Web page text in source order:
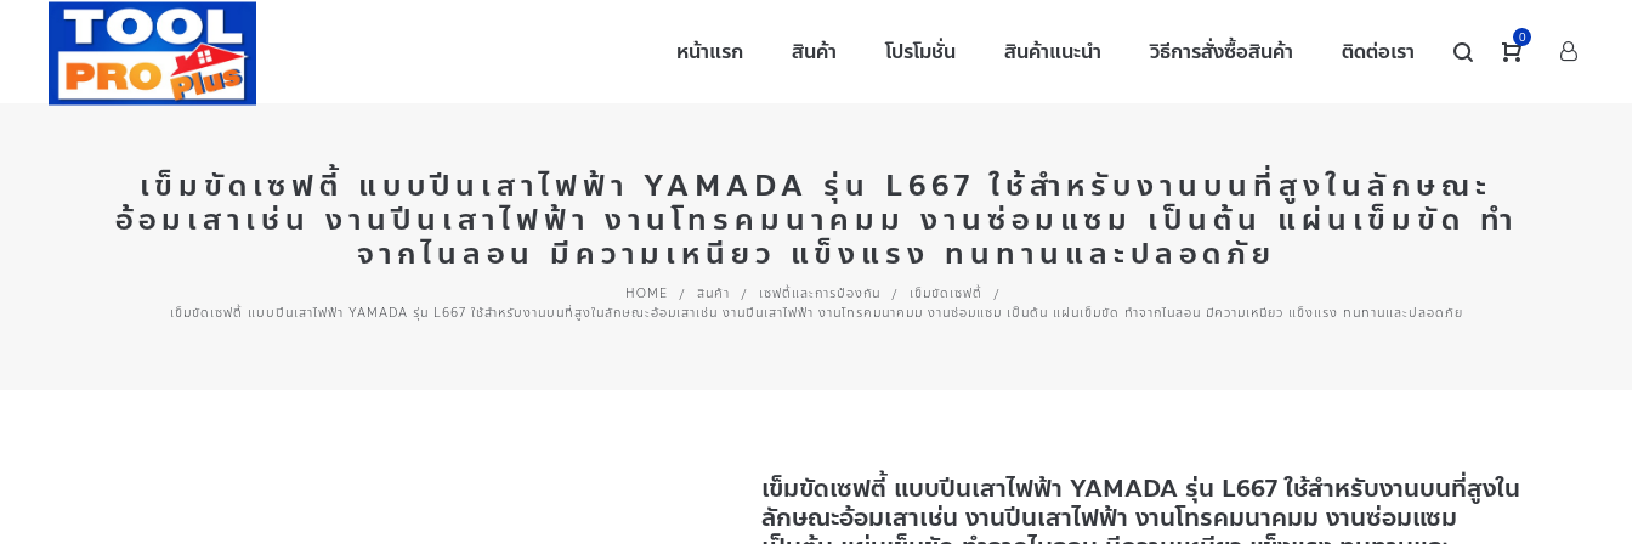
หน้าแรก สินค้า โปรโมชั่น สินค้าแนะนำ วิธีการสั่งซื้อสินค้า ติดต่อเรา 0
เข็มขัดเซฟตี้ แบบปีนเสาไฟฟ้า YAMADA รุ่น L667 ใช้สำหรับงานบนที่สูงในลักษณะ
อ้อมเสาเช่น งานปีนเสาไฟฟ้า งานโทรคมนาคมม งานซ่อมแซม เป็นต้น แผ่นเข็มขัด ทำ
จากไนลอน มีความเหนียว แข็งแรง ทนทานและปลอดภัย
HOME / สินค้า / เซฟตี้และการป้องกัน / เข็มขัดเซฟตี้
/
เข็มขัดเซฟตี้ แบบปีนเสาไฟฟ้า YAMADA รุ่น L667 ใช้สำหรับงานบนที่สูงในลักษณะอ้อมเสาเช่น งานปีนเสาไฟฟ้า งานโทรคมนาคมม งานซ่อมแซม เป็นต้น แผ่นเข็มขัด ทำจากไนลอน มีความเหนียว แข็งแรง ทนทานและปลอดภัย
เข็มขัดเซฟตี้ แบบปีนเสาไฟฟ้า YAMADA รุ่น L667 ใช้สำหรับงานบนที่สูงใน
ลักษณะอ้อมเสาเช่น งานปีนเสาไฟฟ้า งานโทรคมนาคมม งานซ่อมแซม